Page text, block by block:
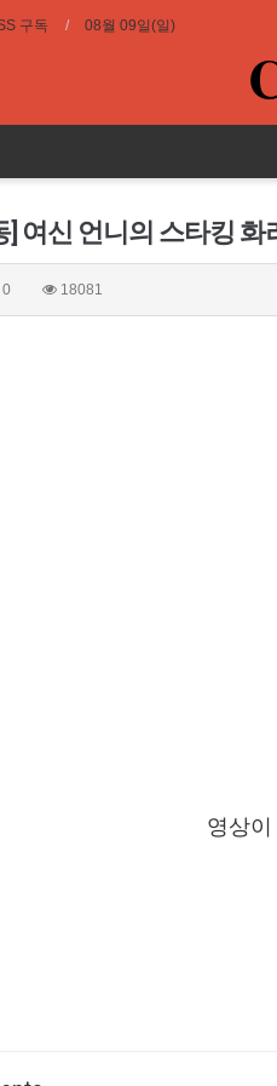
구독 08월 09일(일)
] 여신 언니의 스타킹
0 18081
영상